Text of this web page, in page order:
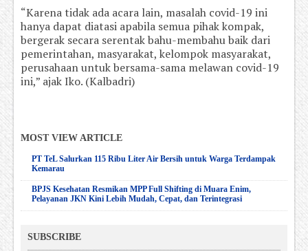
“Karena tidak ada acara lain, masalah covid-19 ini
hanya dapat diatasi apabila semua pihak kompak,
bergerak secara serentak bahu-membahu baik dari
pemerintahan, masyarakat, kelompok masyarakat,
perusahaan untuk bersama-sama melawan covid-19
ini,” ajak Iko. (Kalbadri)
MOST VIEW ARTICLE
PT TeL Salurkan 115 Ribu Liter Air Bersih untuk Warga Terdampak
Kemarau
BPJS Kesehatan Resmikan MPP Full Shifting di Muara Enim,
Pelayanan JKN Kini Lebih Mudah, Cepat, dan Terintegrasi
SUBSCRIBE